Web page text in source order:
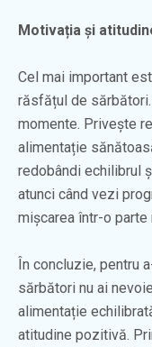
Motivația și
Cel mai important
răsfățul de
momente. Privește
alimentație
redobândi echilibrul
atunci când vezi
mișcarea într-o parte
În concluzie, pentru
sărbători nu ai
alimentație
atitudine pozitivă.